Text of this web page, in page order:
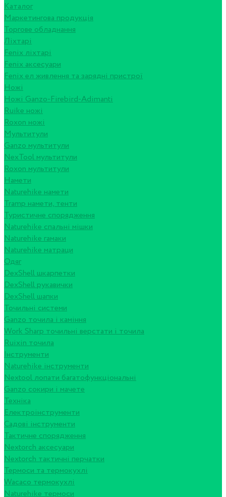
Каталог
Маркетингова продукція
Торгове обладнання
Ліхтарі
Fenix ліхтарі
Fenix аксесуари
Fenix ел живлення та зарядні пристрої
Ножі
Ножі Ganzo-Firebird-Adimanti
Ruike ножі
Roxon ножi
Мультитули
Ganzo мультитули
NexTool мультитули
Roxon мультитули
Намети
Naturehike намети
Tramp намети, тенти
Туристичне спорядження
Naturehike спальні мішки
Naturehike гамаки
Naturehike матраци
Одяг
DexShell шкарпетки
DexShell рукавички
DexShell шапки
Точильні системи
Ganzo точила і каміння
Work Sharp точильні верстати і точила
Ruixin точила
Інструменти
Naturehike інструменти
Nextool лопати багатофункціональні
Ganzo сокири і мачете
Техніка
Електроінструменти
Садові інструменти
Тактичне спорядження
Nextorch аксесуари
Nextorch тактичні перчатки
Термоси та термокухлі
Wacaco термокухлі
Naturehike термоси